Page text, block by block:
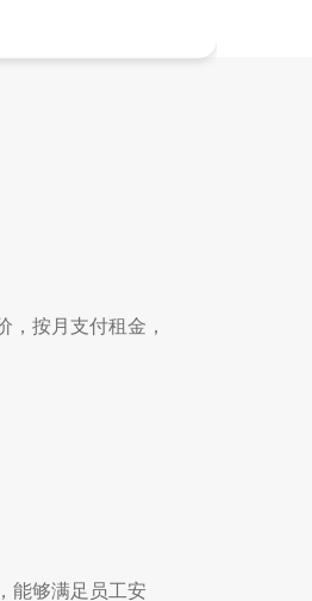
，按月支付租金，
能够满足员工安